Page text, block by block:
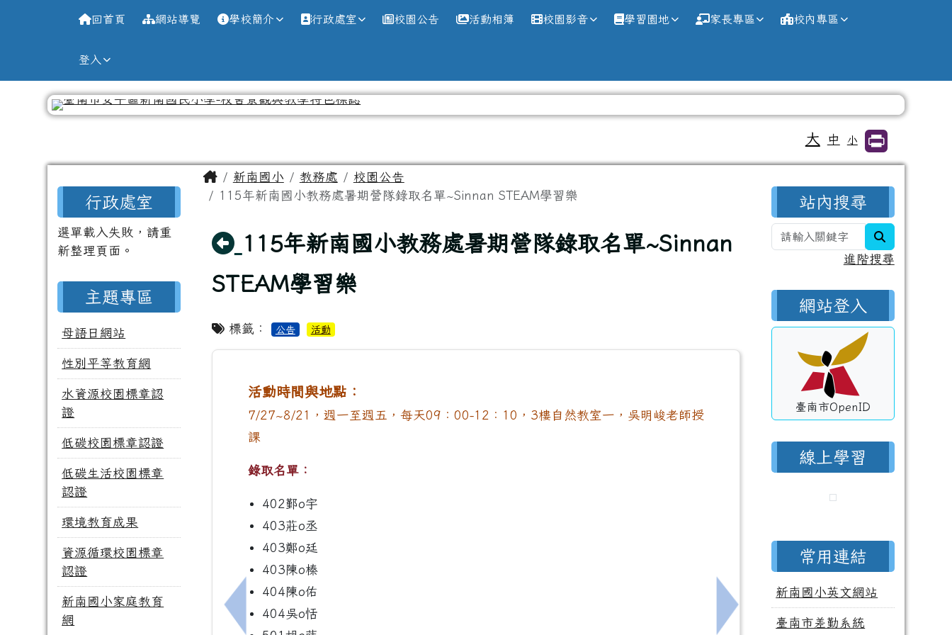
台南市新南國小全球資訊網
回首頁 網站導覽 學校簡介 行政處室 校園公告 活動相簿 校園影音 學習園地 家長專區 校內專區
登入
大 中 小
左邊區域內容
行政處室
選單載入失敗，請重
新整理頁面。
主題專區
母語日網站
性別平等教育網
水資源校園標章認
證
低碳校園標章認證
低碳生活校園標章
認證
環境教育成果
資源循環校園標章
認證
新南國小家庭教育
網
主內容區域
Home新南國小 教務處
校園公告
115年新南國小教務處暑期營隊錄取名單~Sinnan STEAM學習樂
回上頁
115年新南國小教務處暑期營隊錄取名單~Sinnan
STEAM學習樂
標籤： 公告 活動
上一筆：115年新南國小教務處暑期營隊錄取名單~新南生活智慧王~變換自在的流體科學
活動時間與地點：
7/27~8/21，週一至週五，每天09：00-12：10，3樓自然教室一，吳明峻老師授
課
錄取名單：
402鄞o宇
403莊o丞
403鄭o廷
403陳o榛
404陳o佑
404吳o恬
下一筆：115年新南國小教務處暑期營
右邊區域內容
站內搜尋
進階搜尋
網站登入
臺南市OpenID
線上學習
常用連結
新南國小英文網站
臺南市差勤系統